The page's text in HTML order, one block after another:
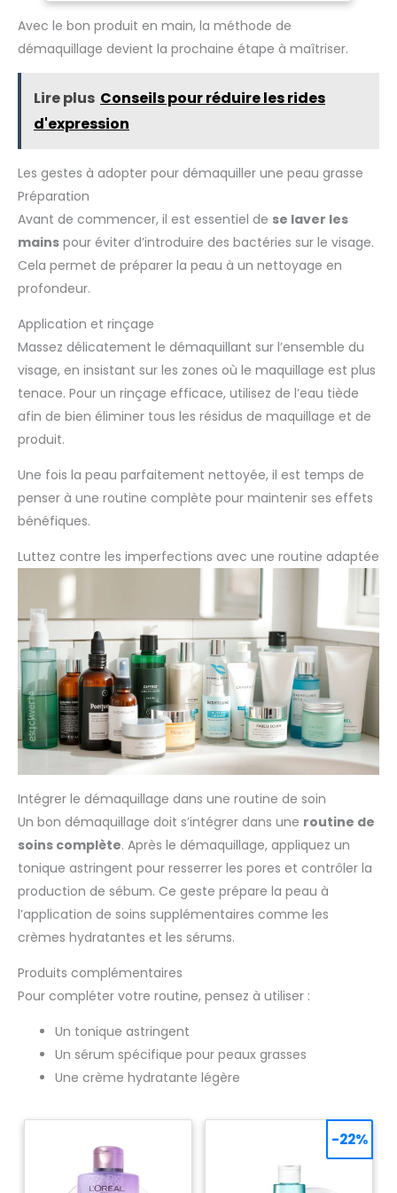
peau et se rince facilement sans laisser de film gras.
Élimine le maquillage tenace. Sensation de peau propre,
fraîche et confortable après utilisation Convient à tous
types de peaux : formule douce adaptée à tous les types de
peaux, sensibles ou réactives. Ne pique pas les yeux et
apaisée Engagement beauté responsable : produits non
cosmétique éthique et responsable
Avec le bon produit en main, la méthode de
démaquillage devient la prochaine étape à maîtriser.
Lire plus Conseils pour réduire les rides
d'expression
Les gestes à adopter pour démaquiller une peau grasse
Préparation
Avant de commencer, il est essentiel de se laver les
mains pour éviter d’introduire des bactéries sur le visage.
Cela permet de préparer la peau à un nettoyage en
profondeur.
Application et rinçage
Massez délicatement le démaquillant sur l’ensemble du
visage, en insistant sur les zones où le maquillage est plus
tenace. Pour un rinçage efficace, utilisez de l’eau tiède
afin de bien éliminer tous les résidus de maquillage et de
produit.
Une fois la peau parfaitement nettoyée, il est temps de
penser à une routine complète pour maintenir ses effets
bénéfiques.
Luttez contre les imperfections avec une routine adaptée
Intégrer le démaquillage dans une routine de soin
Un bon démaquillage doit s’intégrer dans une routine de
soins complète. Après le démaquillage, appliquez un
tonique astringent pour resserrer les pores et contrôler la
production de sébum. Ce geste prépare la peau à
l’application de soins supplémentaires comme les
crèmes hydratantes et les sérums.
Produits complémentaires
Pour compléter votre routine, pensez à utiliser :
Un tonique astringent
Un sérum spécifique pour peaux grasses
Une crème hydratante légère
-22%